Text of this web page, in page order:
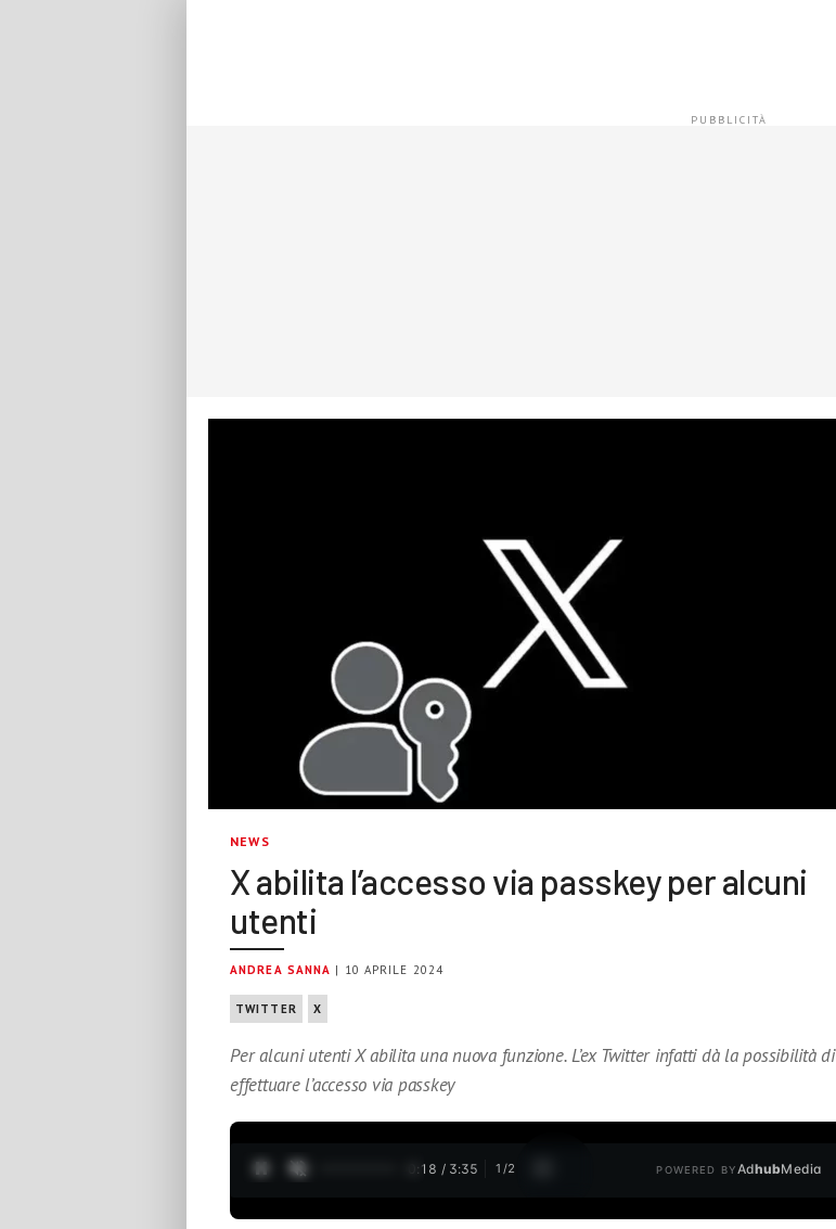
NEWS
X abilita l’accesso via passkey per alcuni
utenti
ANDREA SANNA | 10 APRILE 2024
TWITTER X
Per alcuni utenti X abilita una nuova funzione. L’ex Twitter infatti dà la possibilità di
effettuare l’accesso via passkey
0:19 / 3:35 1 /2 POWERED BYAdhubMedia